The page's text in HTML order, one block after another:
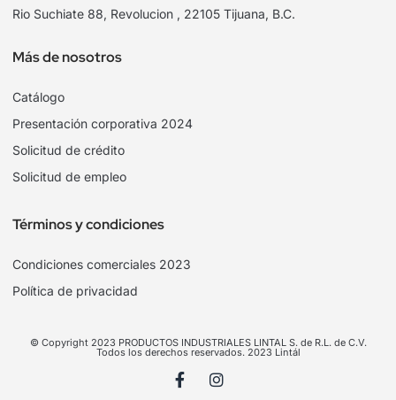
Rio Suchiate 88, Revolucion , 22105 Tijuana, B.C.
Más de nosotros
Catálogo
Presentación corporativa 2024
Solicitud de crédito
Solicitud de empleo
Términos y condiciones
Condiciones comerciales 2023
Política de privacidad
© Copyright 2023 PRODUCTOS INDUSTRIALES LINTAL S. de R.L. de C.V.
Todos los derechos reservados. 2023 Lintál